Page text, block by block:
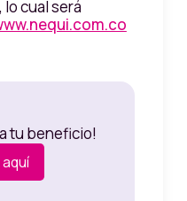
cual será
tu beneficio!